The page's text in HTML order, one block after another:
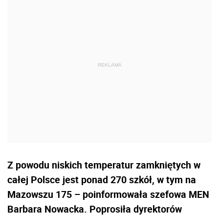
Z powodu niskich temperatur zamkniętych w
całej Polsce jest ponad 270 szkół, w tym na
Mazowszu 175 – poinformowała szefowa MEN
Barbara Nowacka. Poprosiła dyrektorów